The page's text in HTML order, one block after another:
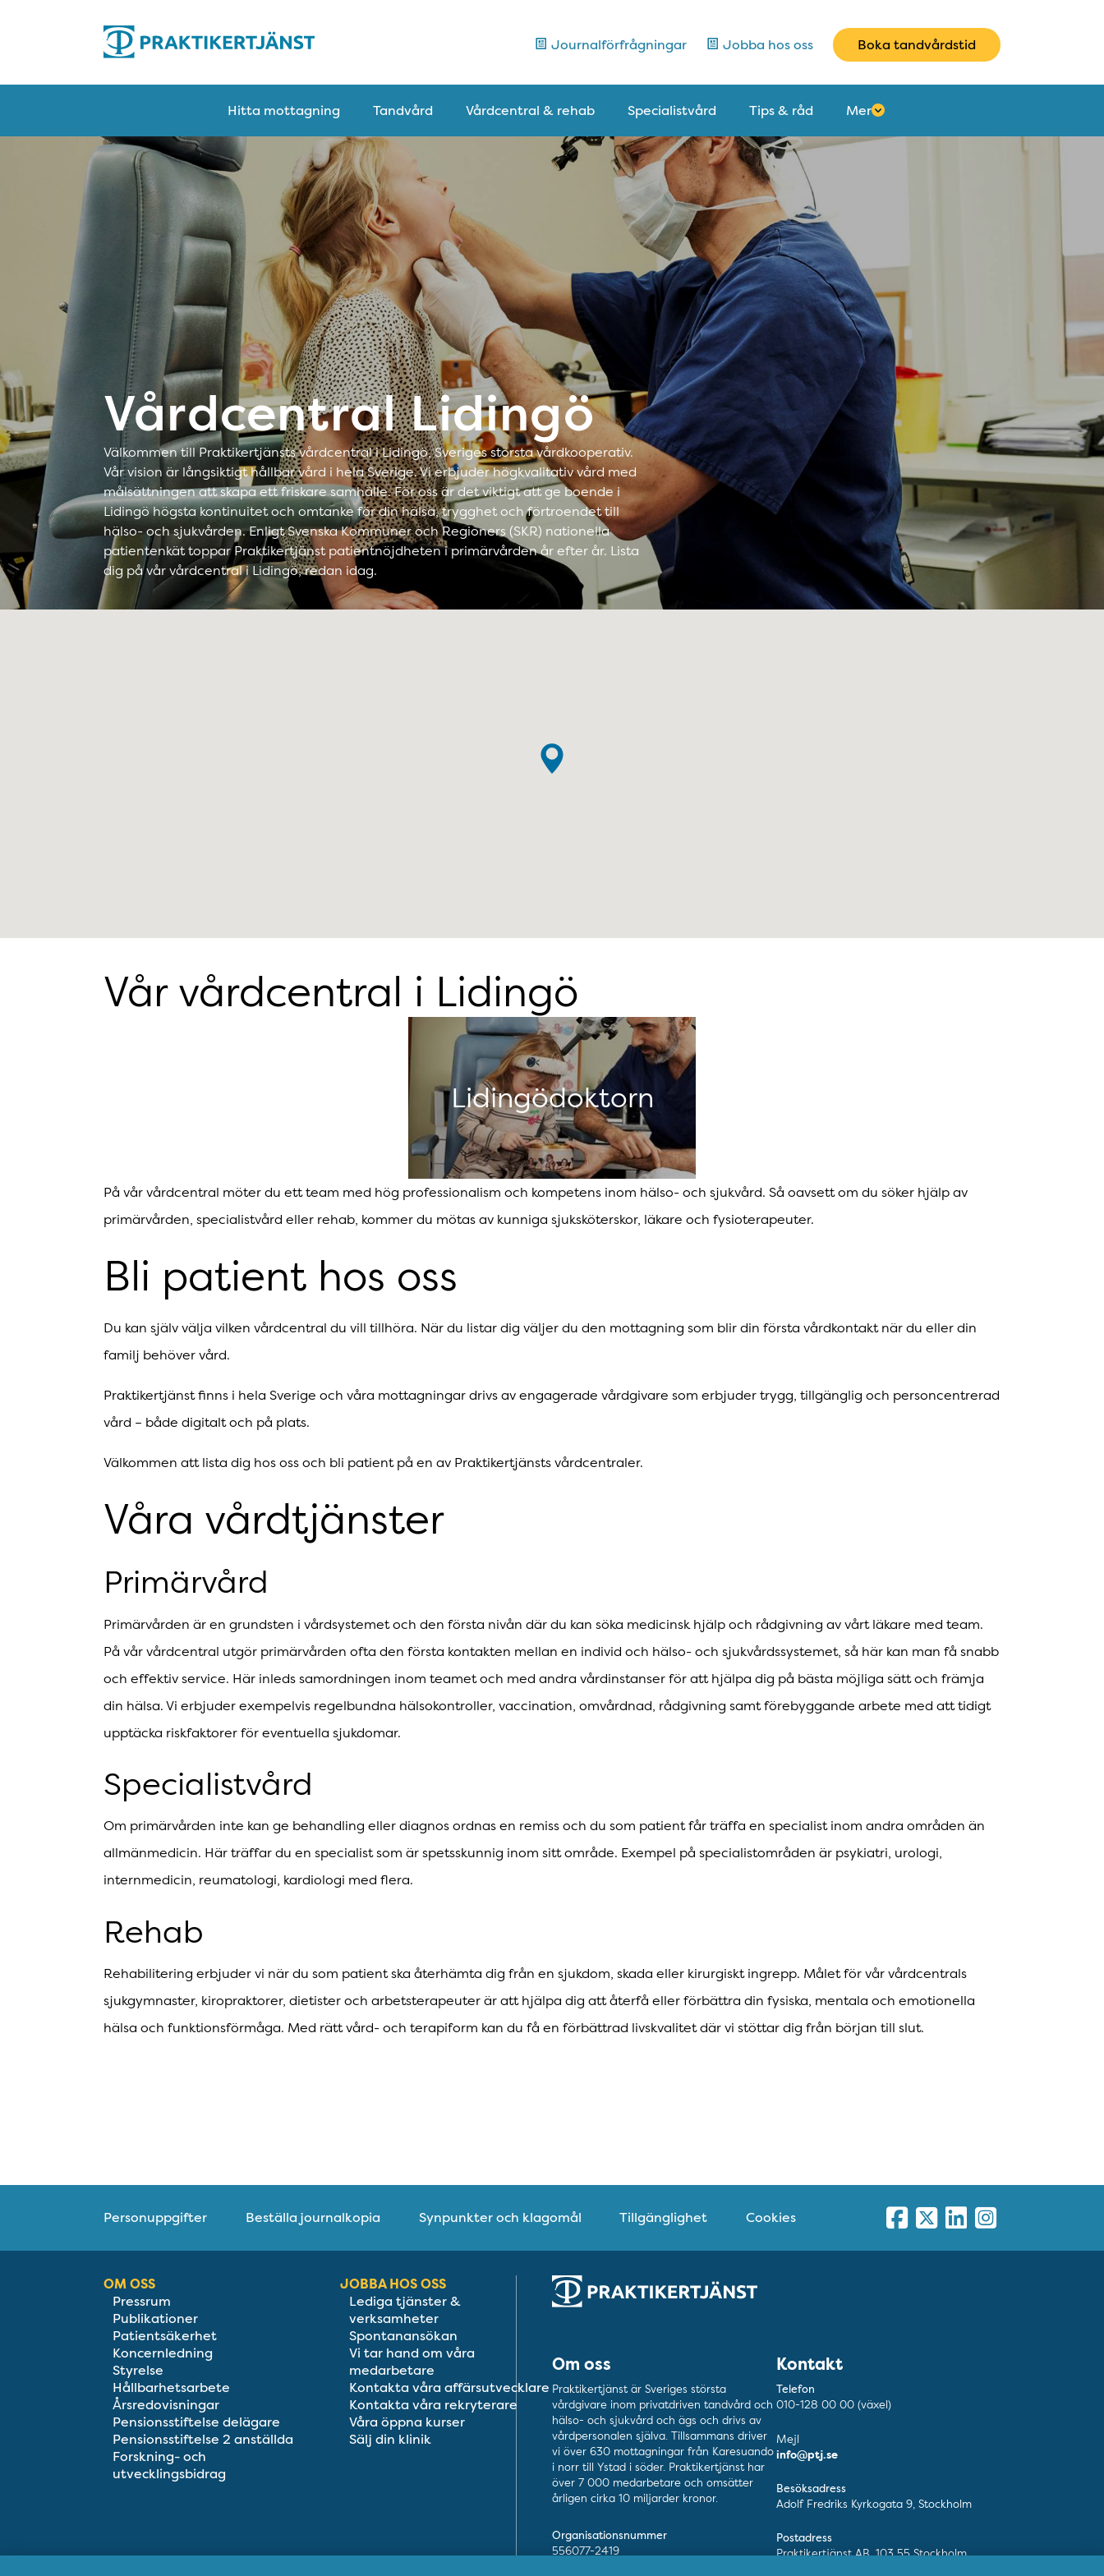
Journalförfrågningar Jobba hos oss Boka tandvårdstid
Hitta mottagning Tandvård Vårdcentral & rehab Specialistvård Tips & råd Mer
Vårdcentral Lidingö
Välkommen till Praktikertjänsts vårdcentral i Lidingö, Sveriges största vårdkooperativ.
Vår vision är långsiktigt hållbar vård i hela Sverige. Vi erbjuder högkvalitativ vård med
målsättningen att skapa ett friskare samhälle. För oss är det viktigt att ge boende i
Lidingö högsta kontinuitet och omtanke för din hälsa, trygghet och förtroendet till
hälso- och sjukvården. Enligt Svenska Kommuner och Regioners (SKR) nationella
patientenkät toppar Praktikertjänst patientnöjdheten i primärvården år efter år. Lista
dig på vår vårdcentral i Lidingö, redan idag.
Vår vårdcentral i Lidingö
Lidingödoktorn
På vår vårdcentral möter du ett team med hög professionalism och kompetens inom hälso- och sjukvård. Så oavsett om du söker hjälp av
primärvården, specialistvård eller rehab, kommer du mötas av kunniga sjuksköterskor, läkare och fysioterapeuter.
Bli patient hos oss
Du kan själv välja vilken vårdcentral du vill tillhöra. När du listar dig väljer du den mottagning som blir din första vårdkontakt när du eller din
familj behöver vård.
Praktikertjänst finns i hela Sverige och våra mottagningar drivs av engagerade vårdgivare som erbjuder trygg, tillgänglig och personcentrerad
vård – både digitalt och på plats.
Välkommen att lista dig hos oss och bli patient på en av Praktikertjänsts vårdcentraler.
Våra vårdtjänster
Primärvård
Primärvården är en grundsten i vårdsystemet och den första nivån där du kan söka medicinsk hjälp och rådgivning av vårt läkare med team.
På vår vårdcentral utgör primärvården ofta den första kontakten mellan en individ och hälso- och sjukvårdssystemet, så här kan man få snabb
och effektiv service. Här inleds samordningen inom teamet och med andra vårdinstanser för att hjälpa dig på bästa möjliga sätt och främja
din hälsa. Vi erbjuder exempelvis regelbundna hälsokontroller, vaccination, omvårdnad, rådgivning samt förebyggande arbete med att tidigt
upptäcka riskfaktorer för eventuella sjukdomar.
Specialistvård
Om primärvården inte kan ge behandling eller diagnos ordnas en remiss och du som patient får träffa en specialist inom andra områden än
allmänmedicin. Här träffar du en specialist som är spetsskunnig inom sitt område. Exempel på specialistområden är psykiatri, urologi,
internmedicin, reumatologi, kardiologi med flera.
Rehab
Rehabilitering erbjuder vi när du som patient ska återhämta dig från en sjukdom, skada eller kirurgiskt ingrepp. Målet för vår vårdcentrals
sjukgymnaster, kiropraktorer, dietister och arbetsterapeuter är att hjälpa dig att återfå eller förbättra din fysiska, mentala och emotionella
hälsa och funktionsförmåga. Med rätt vård- och terapiform kan du få en förbättrad livskvalitet där vi stöttar dig från början till slut.
Personuppgifter Beställa journalkopia Synpunkter och klagomål Tillgänglighet Cookies
OM OSS
Pressrum
Publikationer
Patientsäkerhet
Koncernledning
Styrelse
Hållbarhetsarbete
Årsredovisningar
Pensionsstiftelse delägare
Pensionsstiftelse 2 anställda
Forskning- och
utvecklingsbidrag
JOBBA HOS OSS
Lediga tjänster &
verksamheter
Spontanansökan
Vi tar hand om våra
medarbetare
Kontakta våra affärsutvecklare
Kontakta våra rekryterare
Våra öppna kurser
Sälj din klinik
Om oss
Praktikertjänst är Sveriges största
vårdgivare inom privatdriven tandvård och
hälso- och sjukvård och ägs och drivs av
vårdpersonalen själva. Tillsammans driver
vi över 630 mottagningar från Karesuando
i norr till Ystad i söder. Praktikertjänst har
över 7 000 medarbetare och omsätter
årligen cirka 10 miljarder kronor.
Organisationsnummer
556077-2419
Kontakt
Telefon
010-128 00 00 (växel)
Mejl
info@ptj.se
Besöksadress
Adolf Fredriks Kyrkogata 9, Stockholm
Postadress
Praktikertjänst AB, 103 55 Stockholm